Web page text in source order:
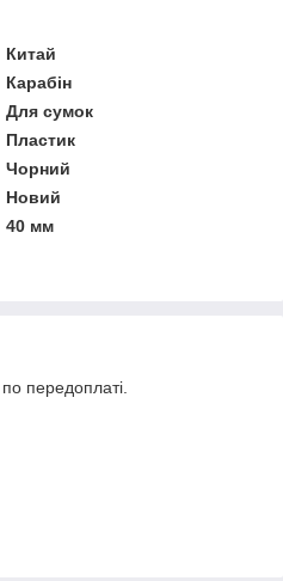
Китай
Карабін
Для сумок
Пластик
Чорний
Новий
40 мм
передоплаті.